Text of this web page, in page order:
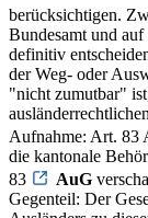
berücksichtigen.
Bundesamt und
definitiv
der Weg- oder
"nicht zumutbar"
Aufnahme: Art. 83
die kantonale
83
AuG
Gegenteil: Der